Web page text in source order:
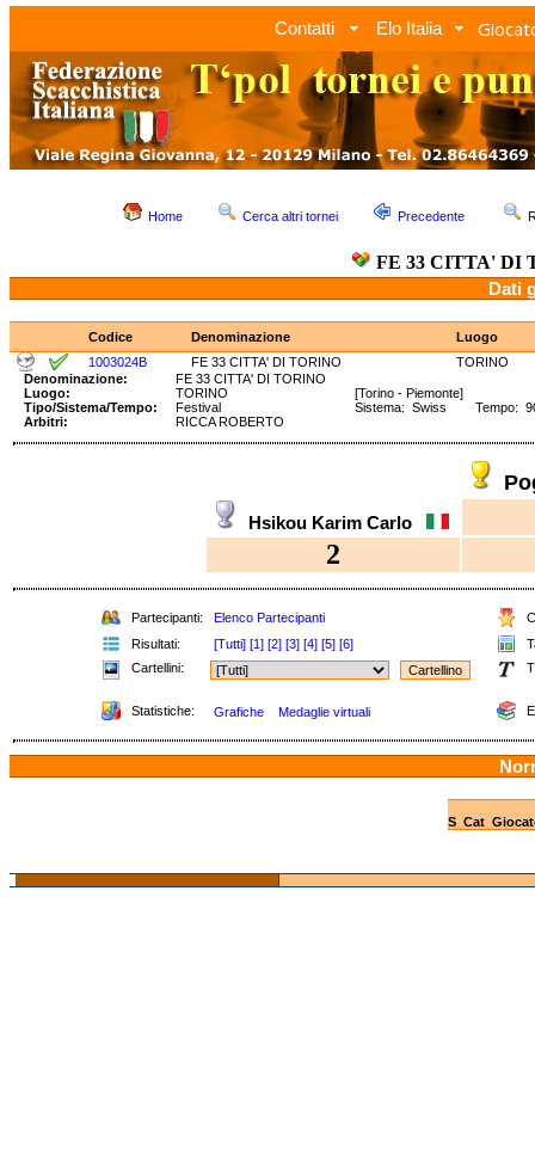
Contatti Elo Italia
Home Cerca altri tornei Precedente
FE 33 CITTA' DI
Dati
Codice Denominazione
Luogo
1003024B
FE 33 CITTA' DI TORINO
TORINO
Denominazione:
FE 33 CITTA' DI TORINO
Luogo:
TORINO
[Torino - Piemonte]
Tipo/Sistema/Tempo:
Festival
Sistema: Swiss Tempo:
Arbitri:
RICCA ROBERTO
Hsikou Karim Carlo
2
Partecipanti: Elenco Partecipanti
Risultati:
[Tutti] [1] [2] [3] [4] [5] [6]
Cartellini:
Statistiche: Grafiche Medaglie virtuali
S Cat